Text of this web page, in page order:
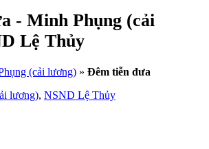
- Minh Phụng (cải
Lệ Thủy
(cải lương) » Đêm tiễn đưa
lương), NSND Lệ Thủy